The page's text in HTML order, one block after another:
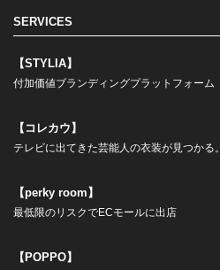
SERVICES
【STYLIA】
付加価値ブランディングプラットフォーム
【コレカウ】
テレビに出てきた芸能人の衣装が見つかる。
【perky room】
最低限のリスクでECモールに出店
【POPPO】